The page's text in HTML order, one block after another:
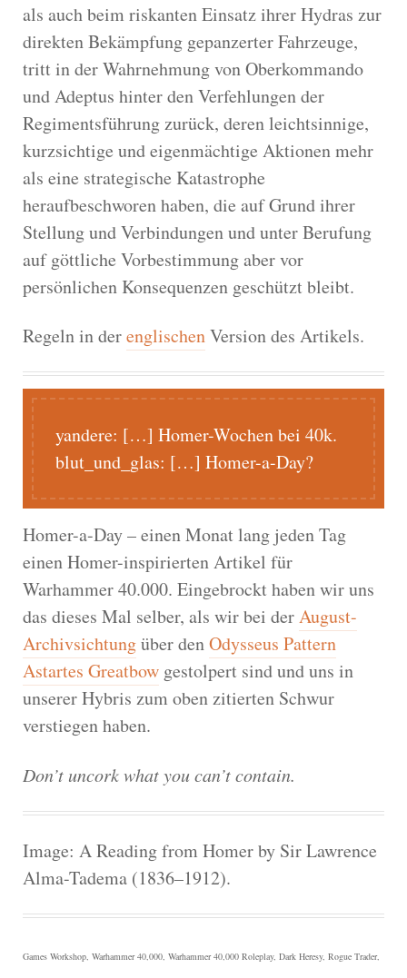
als auch beim riskanten Einsatz ihrer Hydras zur
direkten Bekämpfung gepanzerter Fahrzeuge,
tritt in der Wahrnehmung von Oberkommando
und Adeptus hinter den Verfehlungen der
Regimentsführung zurück, deren leichtsinnige,
kurzsichtige und eigenmächtige Aktionen mehr
als eine strategische Katastrophe
heraufbeschworen haben, die auf Grund ihrer
Stellung und Verbindungen und unter Berufung
auf göttliche Vorbestimmung aber vor
persönlichen Konsequenzen geschützt bleibt.
Regeln in derenglischenVersion des Artikels.
yandere: […] Homer-Wochen bei 40k.
blut_und_glas: […] Homer-a-Day?
Homer-a-Day – einen Monat lang jeden Tag
einen Homer-inspirierten Artikel für
Warhammer 40.000. Eingebrockt haben wir uns
das dieses Mal selber, als wir bei derAugust-
Archivsichtungüber denOdysseus Pattern
Astartes Greatbow gestolpert sind und uns in
unserer Hybris zum oben zitierten Schwur
verstiegen haben.
Don’t uncork what you can’t contain.
Image: A Reading from Homer by Sir Lawrence
Alma-Tadema (1836–1912).
Games Workshop, Warhammer 40,000, Warhammer 40,000 Roleplay, Dark Heresy, Rogue Trader,